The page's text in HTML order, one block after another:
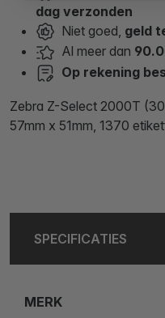
dag verzonden
Niet goed, geld
Al meer dan
Op rekening
Zebra Z-Select 2000T
57mm x 51mm, 1370
SPECIFICATIES
MERK